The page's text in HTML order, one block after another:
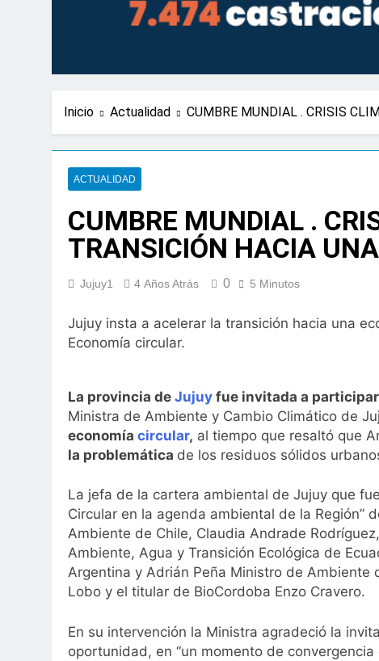
Inicio Actualidad CUMBRE MUNDIAL . CRISIS
ACTUALIDAD
CUMBRE MUNDIAL .
TRANSICIÓN HACIA
Jujuy1 4 Años Atrás 0 5 Minutos
Jujuy insta a acelerar la transición hacia una
Economía circular.
La provincia de Jujuy fue invitada a
Ministra de Ambiente y Cambio Climático de
economía circular, al tiempo que resaltó que
la problemática de los residuos sólidos
La jefa de la cartera ambiental de Jujuy que
Circular en la agenda ambiental de la Región”
Ambiente de Chile, Claudia Andrade
Ambiente, Agua y Transición Ecológica de
Argentina y Adrián Peña Ministro de Ambiente
Lobo y el titular de BioCordoba Enzo Cravero.
En su intervención la Ministra agradeció la
oportunidad, en “un momento de